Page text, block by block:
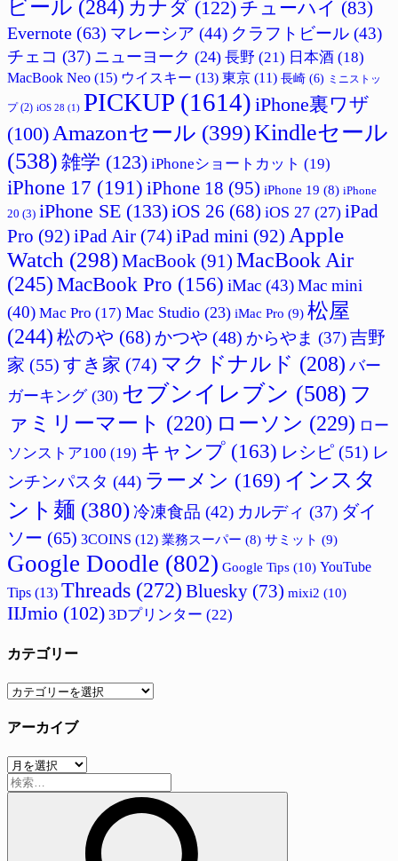
ビール (284) カナダ (122) チューハイ (83)
Evernote (63) マレーシア (44) クラフトビール (43)
チェコ (37) ニューヨーク (24) 長野 (21) 日本酒 (18)
MacBook Neo (15) ウイスキー (13) 東京 (11) 長崎 (6) ミニストッ
プ(2) iOS 28 (1) PICKUP (1614) iPhone裏ワザ
(100) Amazonセール (399)Kindleセール
(538) 雑学 (123) iPhoneショートカット (19)
iPhone 17 (191) iPhone 18 (95) iPhone 19 (8) iPhone
20 (3) iPhone SE (133)iOS 26 (68) iOS 27 (27) iPad
Pro (92) iPad Air (74) iPad mini (92) Apple
Watch (298)MacBook (91) MacBook Air
(245) MacBook Pro (156) iMac (43)Mac mini
(40) Mac Pro (17) Mac Studio (23) iMac Pro (9) 松屋
(244) 松のや (68) かつや (48) からやま (37)吉野
家 (55) すき家 (74) マクドナルド (208) バー
ガーキング(30) セブンイレブン (508) フ
ァミリーマート (220) ローソン (229) ロー
ソンストア100 (19) キャンプ (163) レシピ (51) レ
ンチンパスタ (44) ラーメン (169) インスタ
ント麺 (380)冷凍食品 (42) カルディ (37) ダイ
ソー (65) 3COINS (12) 業務スーパー (8) サミット (9)
Google Doodle (802) Google Tips (10) YouTube
Tips (13) Threads (272) Bluesky (73) mixi2 (10)
IIJmio (102) 3Dプリンター (22)
カテゴリー
カ
ゴ
ー
アーカイブ
ア
ー
検
索: